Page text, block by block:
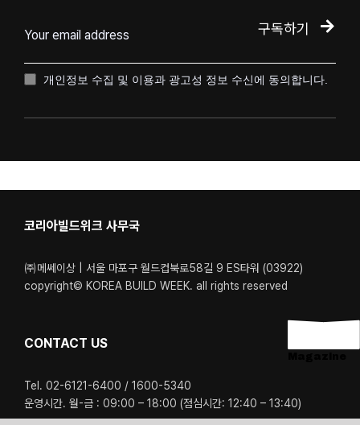
구독하기
개인정보 수집 및 이용과 광고성 정보 수신에 동의합니다.
코리아빌드위크 사무국
㈜메쎄이상 | 서울 마포구 월드컵북로58길 9 ES타워 (03922)
copyright© KOREA BUILD WEEK. all rights reserved
CONTACT US
Tel. 02-6121-6400 / 1600-5340
운영시간. 월-금 : 09:00 – 18:00 (점심시간: 12:40 – 13:40)